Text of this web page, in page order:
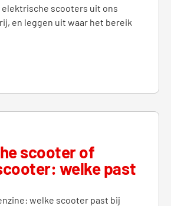
scooters uit ons
en leggen uit waar het bereik
scooter of
welke past
welke scooter past bij